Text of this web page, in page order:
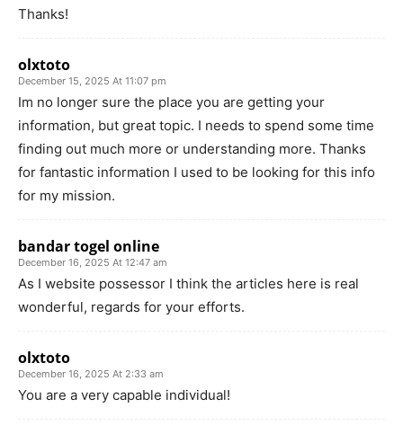
Thanks!
olxtoto
December 15, 2025 At 11:07 pm
Im no longer sure the place you are getting your
information, but great topic. I needs to spend some time
finding out much more or understanding more. Thanks
for fantastic information I used to be looking for this info
for my mission.
bandar togel online
December 16, 2025 At 12:47 am
As I website possessor I think the articles here is real
wonderful, regards for your efforts.
olxtoto
December 16, 2025 At 2:33 am
You are a very capable individual!